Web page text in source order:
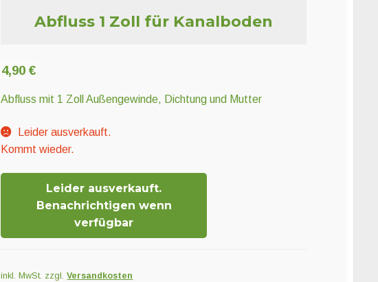
Abfluss 1 Zoll für Kanalboden
4,90€
Abfluss mit 1 Zoll Außengewinde, Dichtung und Mutter
Leider ausverkauft.
Kommt wieder.
Leider ausverkauft.
Benachrichtigen wenn
verfügbar
inkl. MwSt. zzgl.Versandkosten